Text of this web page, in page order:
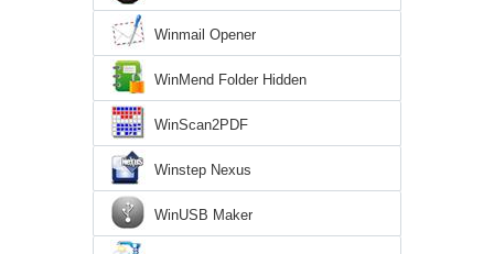
Winmail Opener
WinMend Folder Hidden
WinScan2PDF
Winstep Nexus
WinUSB Maker